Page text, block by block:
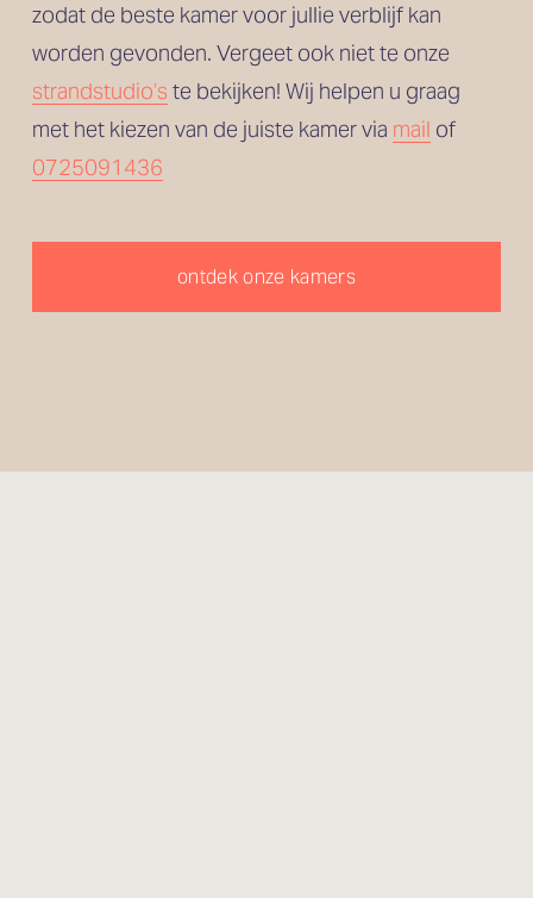
zodat de beste kamer voor jullie verblijf kan
strandstudio’s te bekijken! Wij helpen u graag
met het kiezen van de juiste kamer via mail
of
0725091436
ontdek onze kamers